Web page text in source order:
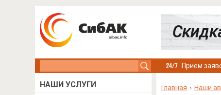
Прием
Главная Наши
НАШИ УСЛУГИ